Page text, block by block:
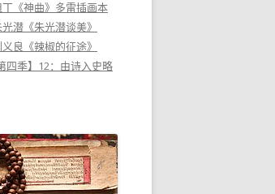
丁《神曲》多雷插画本
潜《朱光潜谈美》
良《辣椒的征途》
四季】12：由诗入史略